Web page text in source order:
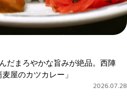
だまろやかな旨みが絶品。西陣
屋のカツカレー」
2026.07.28